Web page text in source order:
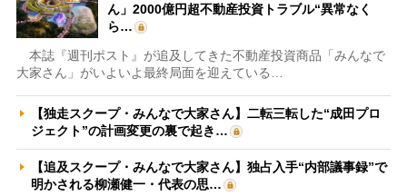
ん」2000億円超不動産投資トラブル“異常なく
ら…
本誌『週刊ポスト』が追及してきた不動産投資商品「みんなで
大家さん」がいよいよ最終局面を迎えている…
【独走スクープ・みんなで大家さん】二転三転した“成田プロ
ジェクト”の計画変更の裏で起き…
【追及スクープ・みんなで大家さん】独占入手“内部議事録”で
明かされる柳瀬健一・代表の思…